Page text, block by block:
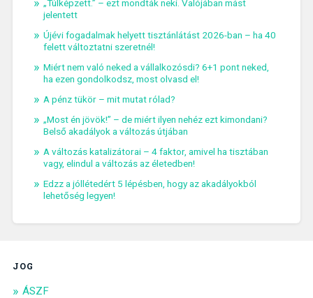
„Túlképzett.” – ezt mondták neki. Valójában mást
jelentett
Újévi fogadalmak helyett tisztánlátást 2026-ban – ha 40
felett változtatni szeretnél!
Miért nem való neked a vállalkozósdi? 6+1 pont neked,
ha ezen gondolkodsz, most olvasd el!
A pénz tükör – mit mutat rólad?
„Most én jövök!” – de miért ilyen nehéz ezt kimondani?
Belső akadályok a változás útjában
A változás katalizátorai – 4 faktor, amivel ha tisztában
vagy, elindul a változás az életedben!
Edzz a jóllétedért 5 lépésben, hogy az akadályokból
lehetőség legyen!
JOG
ÁSZF